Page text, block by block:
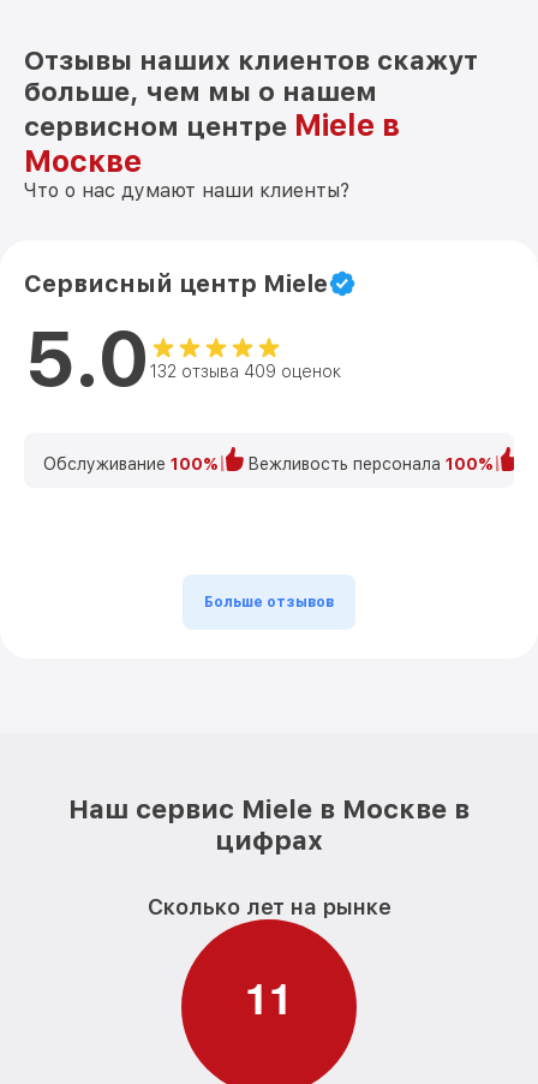
Отзывы наших клиентов скажут
больше, чем мы о нашем
сервисном центре Miele в
Москве
Что о нас думают наши клиенты?
Сервисный центр Miele
5.0 132 отзыва 409 оценок
Обслуживание 100% Вежливость персонала 100%
Больше отзывов
Наш сервис Miele в Москве в
цифрах
Сколько лет на рынке
11